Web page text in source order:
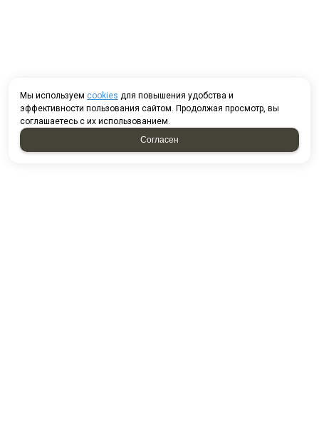
Мы используем cookies для повышения удобства и
эффективности пользования сайтом. Продолжая просмотр, вы
соглашаетесь с их использованием.
Согласен